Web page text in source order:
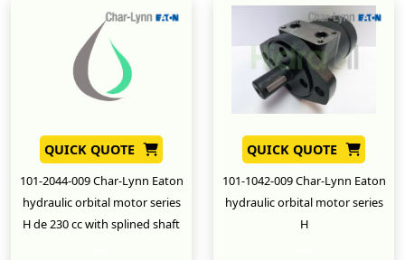
QUICK QUOTE
101-2044-009 Char-Lynn Eaton
hydraulic orbital motor series
H de 230 cc with splined shaft
QUICK QUOTE
101-1042-009 Char-Lynn Eaton
hydraulic orbital motor series
H